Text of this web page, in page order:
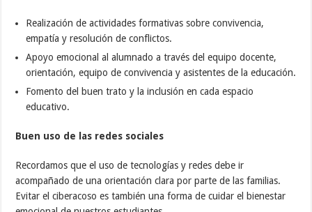
Realización de actividades formativas sobre convivencia,
empatía y resolución de conflictos.
Apoyo emocional al alumnado a través del equipo docente,
orientación, equipo de convivencia y asistentes de la educación.
Fomento del buen trato y la inclusión en cada espacio
educativo.
Buen uso de las redes sociales
Recordamos que el uso de tecnologías y redes debe ir
acompañado de una orientación clara por parte de las familias.
Evitar el ciberacoso es también una forma de cuidar el bienestar